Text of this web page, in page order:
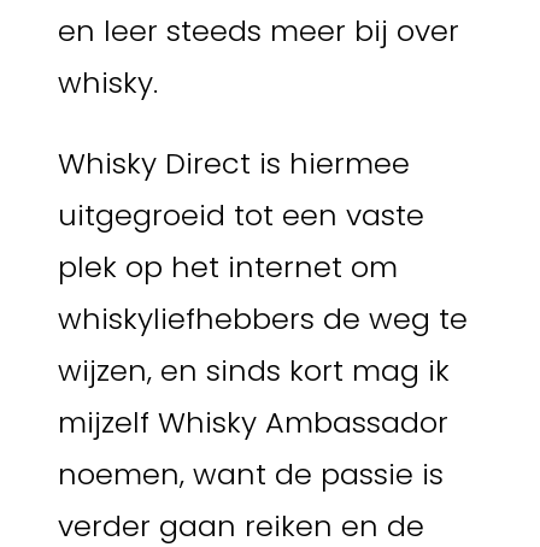
en leer steeds meer bij over
whisky.
Whisky Direct is hiermee
uitgegroeid tot een vaste
plek op het internet om
whiskyliefhebbers de weg te
wijzen, en sinds kort mag ik
mijzelf Whisky Ambassador
noemen, want de passie is
verder gaan reiken en de